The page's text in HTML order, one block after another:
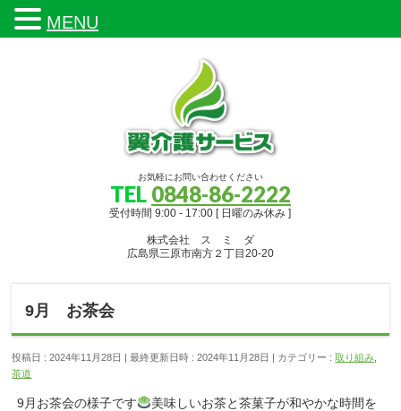
お気軽にお問い合わせください
TEL 0848-86-2222
受付時間 9:00 - 17:00 [ 日曜のみ休み ]
株式会社 ス ミ ダ
広島県三原市南方２丁目20-20
9月 お茶会
投稿日 : 2024年11月28日 最終更新日時 : 2024年11月28日 カテゴリー :取り組み
茶道
9月お茶会の様子です
美味しいお茶と茶菓子が和やかな時間を
MENU